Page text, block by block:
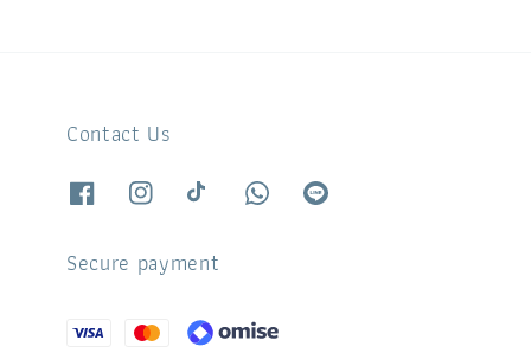
Contact Us
Secure payment